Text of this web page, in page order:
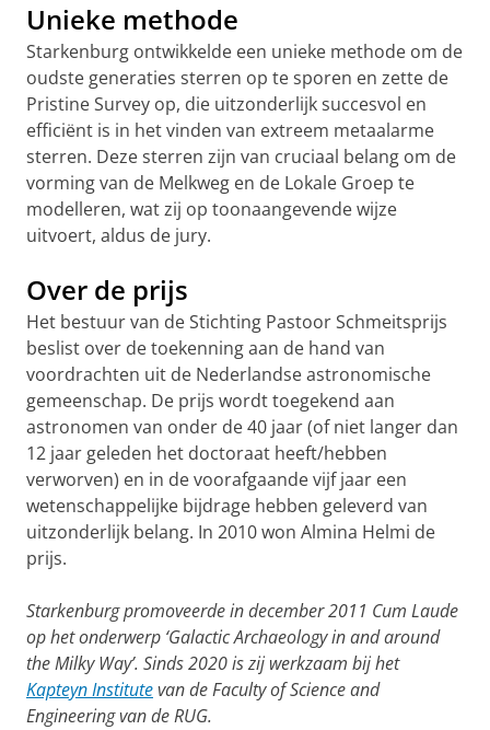
Unieke methode
Starkenburg ontwikkelde een unieke methode om de
oudste generaties sterren op te sporen en zette de
Pristine Survey op, die uitzonderlijk succesvol en
efficiënt is in het vinden van extreem metaalarme
sterren. Deze sterren zijn van cruciaal belang om de
vorming van de Melkweg en de Lokale Groep te
modelleren, wat zij op toonaangevende wijze
uitvoert, aldus de jury.
Over de prijs
Het bestuur van de Stichting Pastoor Schmeitsprijs
beslist over de toekenning aan de hand van
voordrachten uit de Nederlandse astronomische
gemeenschap. De prijs wordt toegekend aan
astronomen van onder de 40 jaar (of niet langer dan
12 jaar geleden het doctoraat heeft/hebben
verworven) en in de voorafgaande vijf jaar een
wetenschappelijke bijdrage hebben geleverd van
uitzonderlijk belang. In 2010 won Almina Helmi de
prijs.
Starkenburg promoveerde in december 2011 Cum Laude
op het onderwerp ‘Galactic Archaeology in and around
the Milky Way’. Sinds 2020 is zij werkzaam bij het
Kapteyn Institutevan de Faculty of Science and
Engineering van de RUG.